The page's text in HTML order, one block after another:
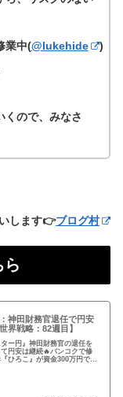
業中(@lukehide
)
くので、みなさ
します👉ブログ村
ら
神田財務官退任で円安
界戦略：82週目】
ー円』神田財務官の退任を
円安は継続🔥バンコクで修
ひろこ』が資金300万円で